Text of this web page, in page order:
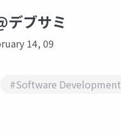
デブサミ
14, 09
#Software Development